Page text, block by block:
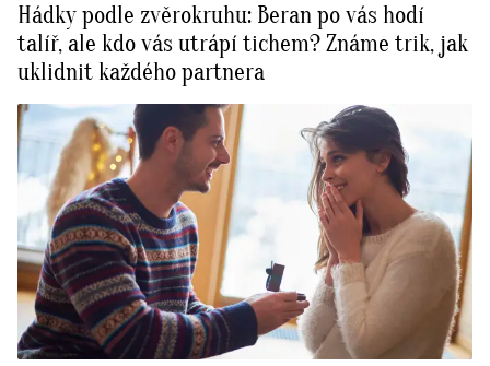
Hádky podle zvěrokruhu: Beran po vás hodí
talíř, ale kdo vás utrápí tichem? Známe trik, jak
uklidnit každého partnera